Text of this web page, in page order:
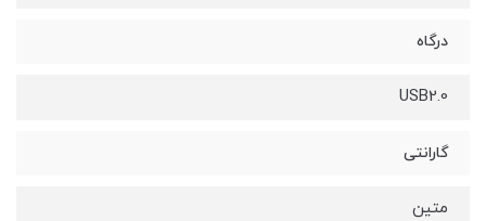
درگاه
USB2.0
گارانتی
متین